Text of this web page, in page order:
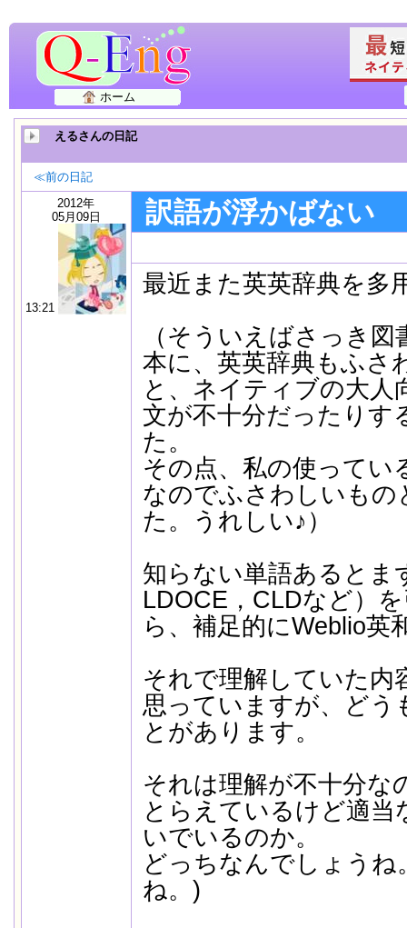
ホーム
えるさんの日記
≪前の日記
2012年
05月09日
13:21
訳語が浮かばない
最近また英英辞典を多
（そういえばさっき
本に、英英辞典もふさ
と、ネイティブの大人
文が不十分だったりす
た。
その点、私の使ってい
なのでふさわしいも
た。うれしい♪）
知らない単語あるとま
LDOCE，CLDなど）
ら、補足的にWeblio英
それで理解していた内
思っていますが、どう
とがあります。
それは理解が不十分な
とらえているけど適当
いでいるのか。
どっちなんでしょうね
ね。)